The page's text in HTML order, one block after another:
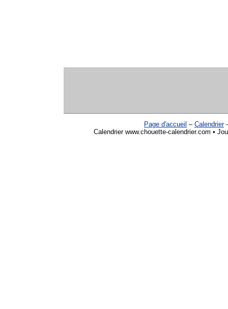
Page d'accueil – Calendrier
Calendrier www.chouette-calendrier.com •